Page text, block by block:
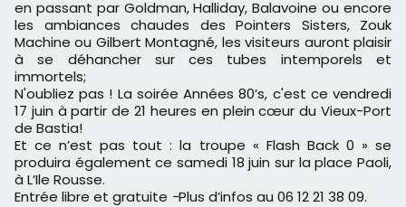
en passant par Goldman, Halliday, Balavoine ou encore
les ambiances chaudes des Pointers Sisters, Zouk
Machine ou Gilbert Montagné, les visiteurs auront plaisir
à se déhancher sur ces tubes intemporels et
immortels;
N'oubliez pas ! La soirée Années 80’s, c'est ce vendredi
17 juin à partir de 21 heures en plein cœur du Vieux-Port
de Bastia!
Et ce n’est pas tout : la troupe « Flash Back 0 » se
produira également ce samedi 18 juin sur la place Paoli,
à L’Ile Rousse.
Entrée libre et gratuite -Plus d’infos au 06 12 21 38 09.